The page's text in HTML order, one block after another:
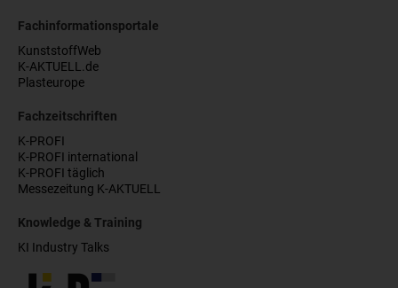
Fachinformationsportale
KunststoffWeb
K-AKTUELL.de
Plasteurope
Fachzeitschriften
K-PROFI
K-PROFI international
K-PROFI täglich
Messezeitung K-AKTUELL
Knowledge & Training
KI Industry Talks